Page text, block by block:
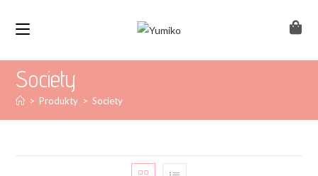
Society
> Produkty > Society